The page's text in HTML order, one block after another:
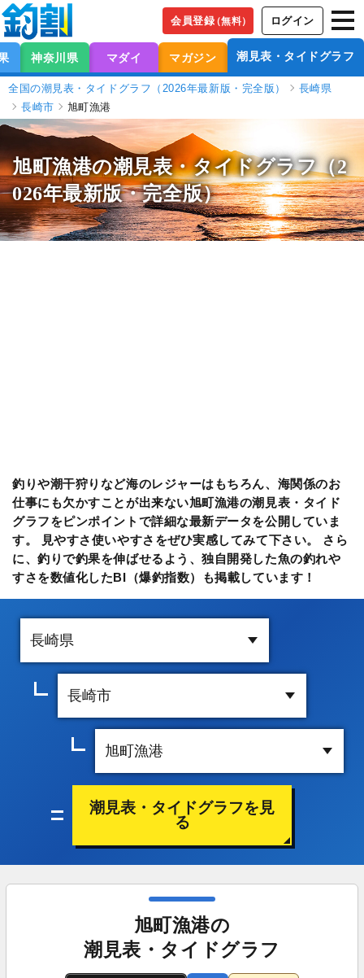
会員登録（無料） ログイン
神奈川県 マダイ マガジン 潮見表・タイドグラフ
全国の潮見表・タイドグラフ（2026年最新版・完全版）
長崎県
長崎市
旭町漁港
旭町漁港の潮見表・タイドグラフ（2
026年最新版・完全版）
釣りや潮干狩りなど海のレジャーはもちろん、海関係のお
仕事にも欠かすことが出来ない旭町漁港の潮見表・タイド
グラフをピンポイントで詳細な最新データを公開していま
す。 見やすさ使いやすさをぜひ実感してみて下さい。 さら
に、釣りで釣果を伸ばせるよう、独自開発した魚の釣れや
すさを数値化したBI（爆釣指数）も掲載しています！
潮見表・タイドグラフを見
る
旭町漁港の
潮見表・タイドグラフ